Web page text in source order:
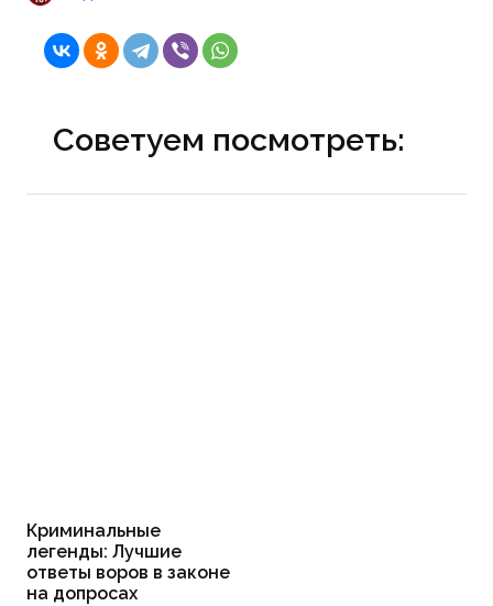
Советуем посмотреть:
Криминальные
легенды: Лучшие
ответы воров в законе
на допросах